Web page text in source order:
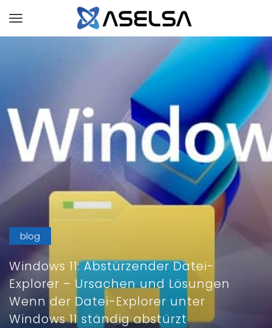
blog
Windows 11: Abstürzender Datei-
Explorer – Ursachen und Lösungen
Wenn der Datei-Explorer unter
Windows 11 ständig abstürzt